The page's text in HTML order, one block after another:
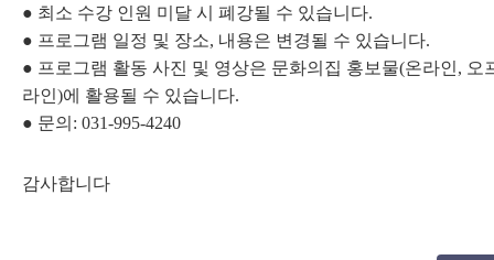
● 최소 수강 인원 미달 시 폐강될 수 있습니다.
● 프로그램 일정 및 장소, 내용은 변경될 수 있습니다.
● 프로그램 활동 사진 및 영상은 문화의집 홍보물(온라인, 오
라인)에 활용될 수 있습니다.
● 문의: 031-995-4240
감사합니다